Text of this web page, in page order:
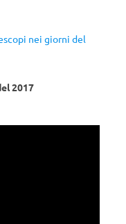
nei giorni del
2017